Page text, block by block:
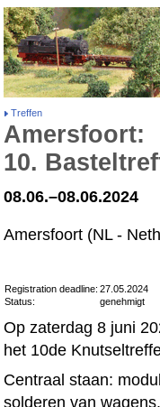
Treffen
Amersfoort:
10.
08.06.–08.06.2024
Amersfoort (NL -
Registration deadline: 27.05.2024
Status:
genehmigt
Op zaterdag 8 juni
het 10de
Centraal staan:
solderen van wagens.